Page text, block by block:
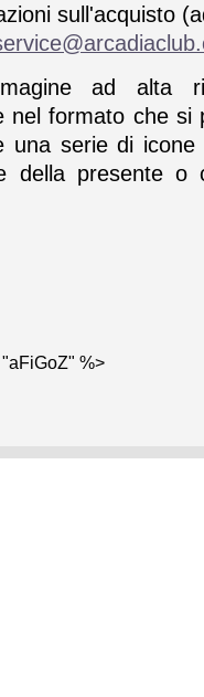
sull'acquisto
ad alta
nel formato che si
una serie di icone
della presente o
%>